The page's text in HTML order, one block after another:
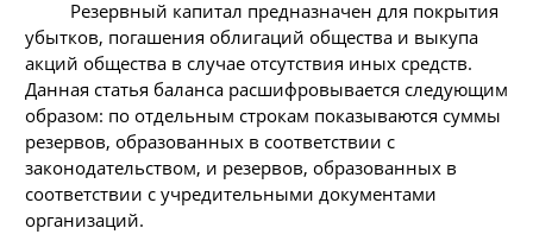
Резервный капитал предназначен для покрытия
убытков, погашения облигаций общества и выкупа
акций общества в случае отсутствия иных средств.
Данная статья баланса расшифровывается следующим
образом: по отдельным строкам показываются суммы
резервов, образованных в соответствии с
законодательством, и резервов, образованных в
соответствии с учредительными документами
организаций.